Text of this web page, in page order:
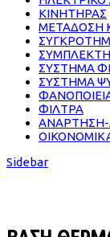
ΚΙΝΗΤΗΡΑΣ
ΜΕΤΑΔΟΣΗ
ΣΥΣΤΗΜΑ
ΣΥΣΤΗΜΑ
ΦΙΛΤΡΑ
Sidebar